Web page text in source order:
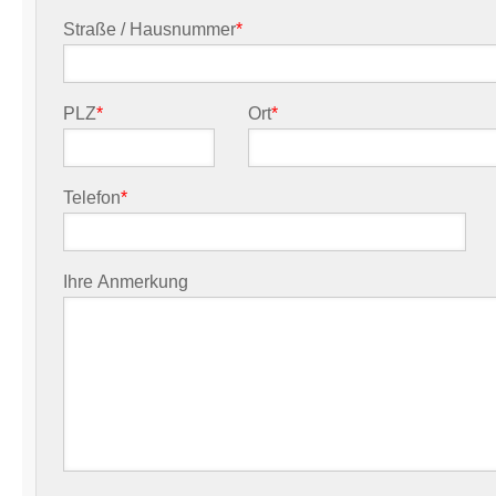
Straße / Hausnummer*
PLZ* Ort*
Telefon*
Ihre Anmerkung